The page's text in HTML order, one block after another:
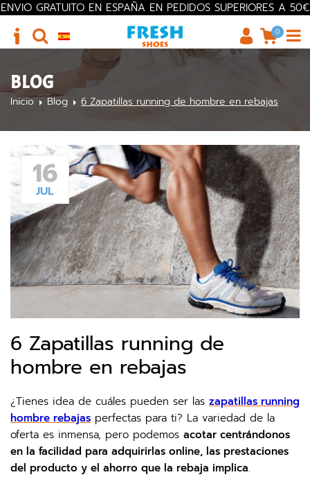
ENVIO GRATUITO EN ESPAÑA EN PEDIDOS SUPERIORES A 50€
0
BLOG
Inicio Blog 6 Zapatillas running de hombre en rebajas
16
JUL
6 Zapatillas running de
hombre en rebajas
¿Tienes idea de cuáles pueden ser las zapatillas running
hombre rebajas perfectas para ti? La variedad de la
oferta es inmensa, pero podemos acotar centrándonos
en la facilidad para adquirirlas online, las prestaciones
del producto y el ahorro que la rebaja implica.